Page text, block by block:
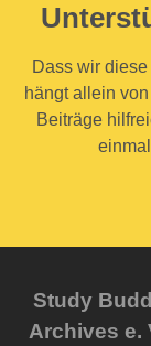
Dass wir
hängt allein
Beiträge
Study
Archives e.